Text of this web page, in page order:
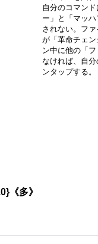
自分のコマン
ー」と「マッ
されない。フ
が「革命チェ
ン中に他の「
なければ、自
ンタップする。
《多》